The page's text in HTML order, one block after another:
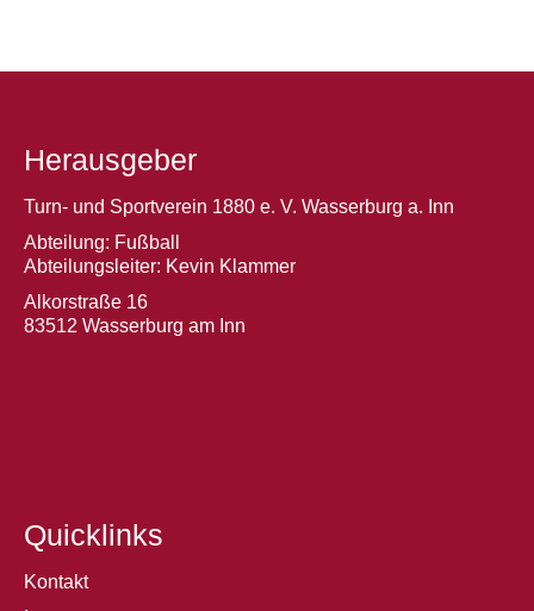
Herausgeber
Turn- und Sportverein 1880 e. V. Wasserburg a. Inn
Abteilung: Fußball
Abteilungsleiter: Kevin Klammer
Alkorstraße 16
83512 Wasserburg am Inn
Quicklinks
Kontakt